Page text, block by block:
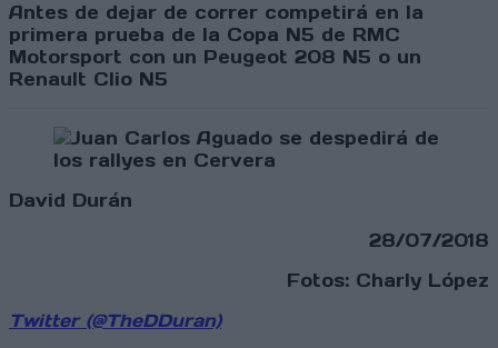
Antes de dejar de correr competirá en la
primera prueba de la Copa N5 de RMC
Motorsport con un Peugeot 208 N5 o un
Renault Clio N5
David Durán
28/07/2018
Fotos: Charly López
Twitter (@TheDDuran)